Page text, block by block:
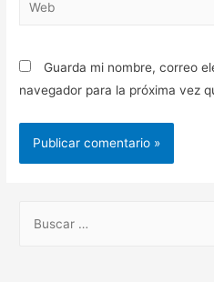
Guarda mi nombre, correo
navegador para la próxima vez